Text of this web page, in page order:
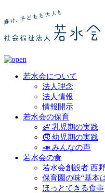
若水会について
法人理念
法人情報
情報開示
若水会の保育
👶 乳児期の実践
🧒 幼児期の実践
📣 みんなの声
若水会の食
若水会創設者 西
保育園の味“基本
ほっとできる食事